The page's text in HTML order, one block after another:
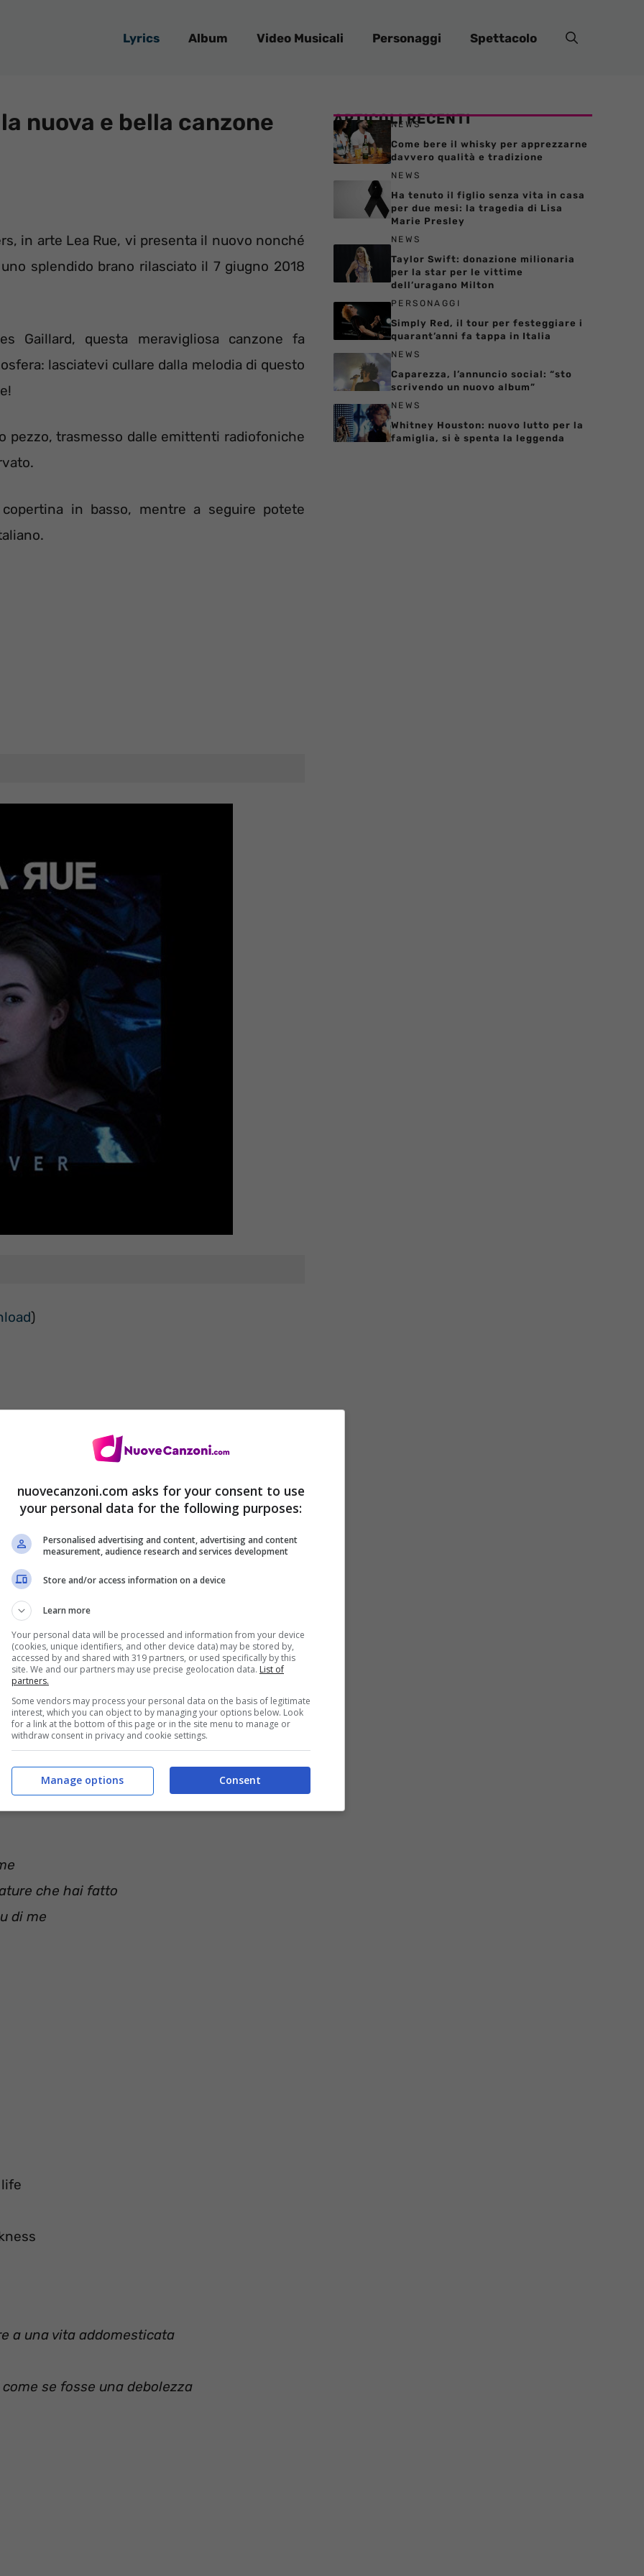
Lyrics Album Video Musicali Personaggi Spettacolo
nuova e bella canzone
in arte Lea Rue, vi presenta il nuovo nonché
splendido brano rilasciato il 7 giugno 2018
Gaillard, questa meravigliosa canzone fa
lasciatevi cullare dalla melodia di questo
pezzo, trasmesso dalle emittenti radiofoniche
in basso, mentre a seguire potete
)
water
sull’acqua, sull’acqua
me
you made
che hai fatto
di me
a una vita addomesticata
se fosse una debolezza
ARTICOLI RECENTI
NEWS
Come bere il whisky per apprezzarne
davvero qualità e tradizione
NEWS
Ha tenuto il figlio senza vita in casa
per due mesi: la tragedia di Lisa
Marie Presley
NEWS
Taylor Swift: donazione milionaria
per la star per le vittime
dell’uragano Milton
PERSONAGGI
Simply Red, il tour per festeggiare i
quarant’anni fa tappa in Italia
NEWS
Caparezza, l’annuncio social: “sto
scrivendo un nuovo album”
NEWS
Whitney Houston: nuovo lutto per la
famiglia, si è spenta la leggenda
nuovecanzoni.com asks for your consent to use
your personal data for the following purposes:
Personalised advertising and content, advertising and content
measurement, audience research and services development
Store and/or access information on a device
Learn more
Your personal data will be processed and information from your device
(cookies, unique identifiers, and other device data) may be stored by,
accessed by and shared with 319 partners, or used specifically by this
site. We and our partners may use precise geolocation data. List of
partners.
Some vendors may process your personal data on the basis of legitimate
interest, which you can object to by managing your options below. Look
for a link at the bottom of this page or in the site menu to manage or
withdraw consent in privacy and cookie settings.
Consent
Manage options